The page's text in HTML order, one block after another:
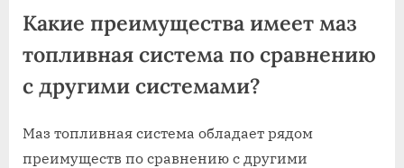
Какие преимущества имеет маз
топливная система по сравнению
с другими системами?
Маз топливная система обладает рядом
преимуществ по сравнению с другими